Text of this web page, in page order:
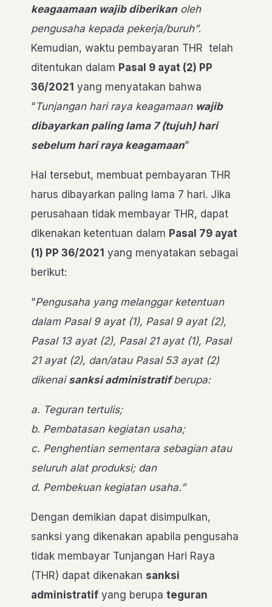
keagaamaan wajib diberikan oleh
pengusaha kepada pekerja/buruh”.
Kemudian, waktu pembayaran THR telah
ditentukan dalam Pasal 9 ayat (2) PP
36/2021 yang menyatakan bahwa
“Tunjangan hari raya keagamaan wajib
dibayarkan paling lama 7 (tujuh) hari
sebelum hari raya keagamaan”
Hal tersebut, membuat pembayaran THR
harus dibayarkan paling lama 7 hari. Jika
perusahaan tidak membayar THR, dapat
dikenakan ketentuan dalam Pasal 79 ayat
(1) PP 36/2021 yang menyatakan sebagai
berikut:
“Pengusaha yang melanggar ketentuan
dalam Pasal 9 ayat (1), Pasal 9 ayat (2),
Pasal 13 ayat (2), Pasal 21 ayat (1), Pasal
21 ayat (2), dan/atau Pasal 53 ayat (2)
dikenai sanksi administratifberupa:
a. Teguran tertulis;
b. Pembatasan kegiatan usaha;
c. Penghentian sementara sebagian atau
seluruh alat produksi; dan
d. Pembekuan kegiatan usaha.”
Dengan demikian dapat disimpulkan,
sanksi yang dikenakan apabila pengusaha
tidak membayar Tunjangan Hari Raya
(THR) dapat dikenakan sanksi
administratif yang berupa teguran